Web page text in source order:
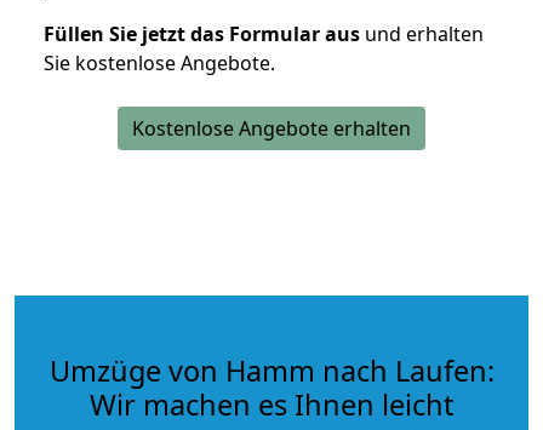
Füllen Sie jetzt das Formular aus und erhalten
Sie kostenlose Angebote.
Kostenlose Angebote erhalten
Umzüge von Hamm nach Laufen:
Wir machen es Ihnen leicht